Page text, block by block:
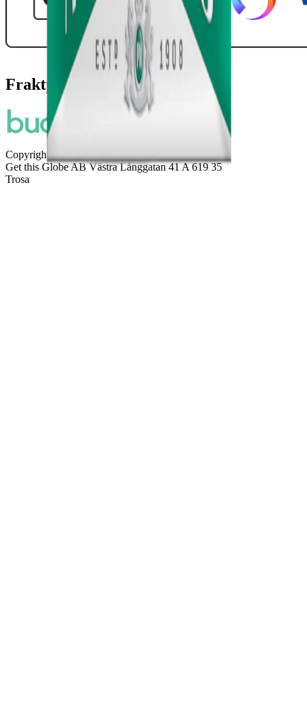
Fraktpartners
Copyright © 2026Snuset.se
Get this Globe AB Västra Långgatan 41 A 619 35
Trosa